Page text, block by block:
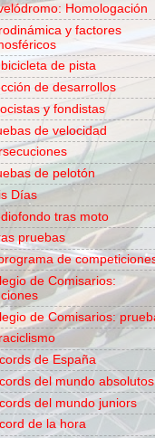
Homologación
y factores
de pista
de desarrollos
y fondistas
de velocidad
de pelotón
Días
tras moto
pruebas
de
de Comisarios:
de Comisarios:
de España
del mundo absolutos
del mundo juniors
de la hora